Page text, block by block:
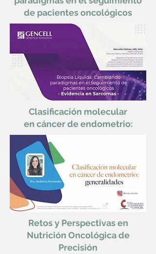
de pacientes oncológicos
Clasificación molecular
en cáncer de endometrio:
Retos y Perspectivas en
Nutrición Oncológica de
Precisión